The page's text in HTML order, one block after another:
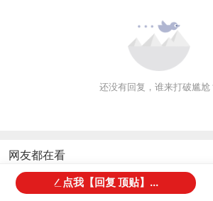
还没有回复，谁来打破尴尬
网友都在看
九成九新，200可
点我【回复 顶贴】...